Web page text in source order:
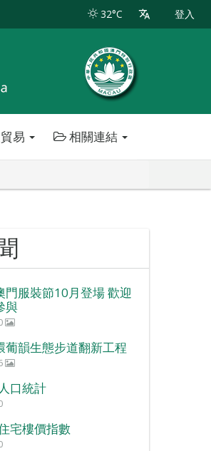
32°C 登入
易 相關連結
門服裝節10月登場 歡迎
與
葡韻生態步道翻新工程
口統計
宅樓價指數